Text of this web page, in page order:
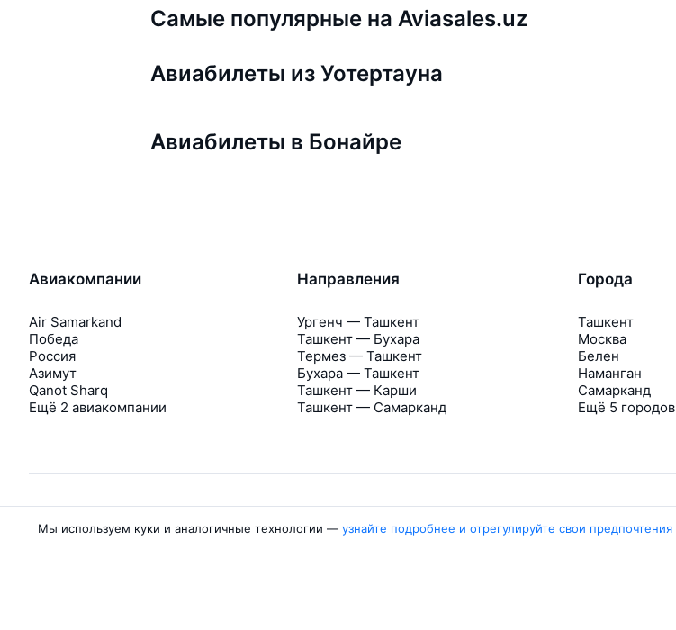
Самые популярные на Aviasales.uz
Авиабилеты из Уотертауна
Авиабилеты в Бонайре
Авиакомпании
Air Samarkand
Победа
Россия
Азимут
Qanot Sharq
Ещё 2 авиакомпании
Направления
Ургенч — Ташкент
Ташкент — Бухара
Термез — Ташкент
Бухара — Ташкент
Ташкент — Карши
Ташкент — Самарканд
Города
Ташкент
Москва
Белен
Наманган
Самарканд
Ещё 5 городов
Об Авиасейлс
Мы используем куки и аналогичные технологии — узнайте подробнее и отрегулируйте свои предпочтения